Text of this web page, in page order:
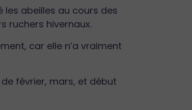
les abeilles au cours des
ruchers hivernaux.
car elle n’a vraiment
février, mars, et début